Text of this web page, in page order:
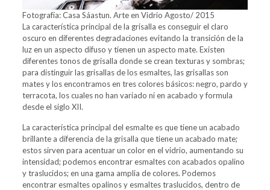
Fotografía: Casa Sáastun. Arte en Vidrio Agosto/ 2015
La característica principal de la grisalla es conseguir el claro
oscuro en diferentes degradaciones evitando la transición de la
luz en un aspecto difuso y tienen un aspecto mate. Existen
diferentes tonos de grisalla donde se crean texturas y sombras;
para distinguir las grisallas de los esmaltes, las grisallas son
mates y los encontramos en tres colores básicos: negro, pardo y
terracota, los cuales no han variado ni en acabado y formula
desde el siglo XII.
La característica principal del esmalte es que tiene un acabado
brillante a diferencia de la grisalla que tiene un acabado mate;
estos sirven para acentuar un color en el vidrio, aumentando su
intensidad; podemos encontrar esmaltes con acabados opalino
y traslucidos; en una gama amplia de colores. Podemos
encontrar esmaltes opalinos y esmaltes traslucidos, dentro de